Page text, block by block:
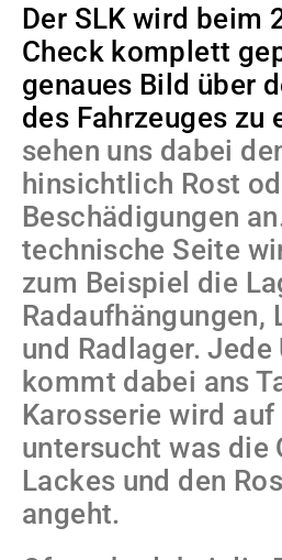
Der SLK wird beim
Check komplett
genaues Bild über
des Fahrzeuges zu
sehen uns dabei
hinsichtlich Rost
Beschädigungen
technische Seite
zum Beispiel die
Radaufhängungen,
und Radlager.
kommt dabei ans
Karosserie wird auf
untersucht was die
Lackes und den
angeht.